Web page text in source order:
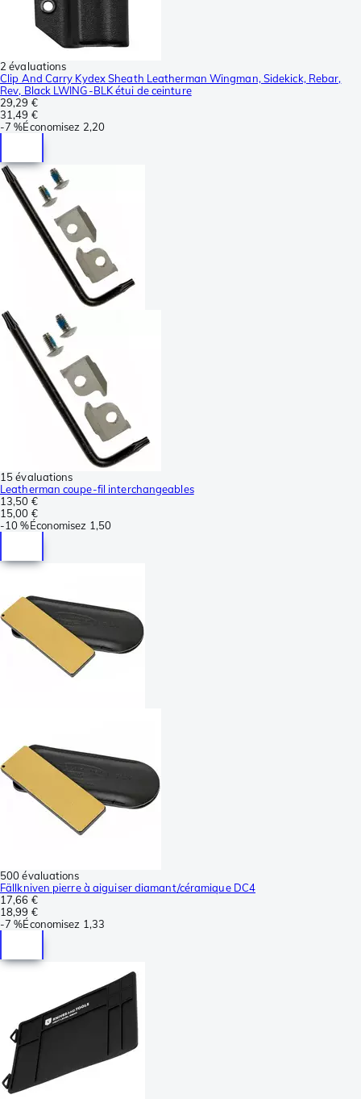
2 évaluations
Clip And Carry Kydex Sheath Leatherman Wingman, Sidekick, Rebar,
Rev, Black LWING-BLK étui de ceinture
29,29 €
31,49 €
-7 %Économisez 2,20
15 évaluations
Leatherman coupe-fil interchangeables
13,50 €
15,00 €
-10 %Économisez 1,50
500 évaluations
Fällkniven pierre à aiguiser diamant/céramique DC4
17,66 €
18,99 €
-7 %Économisez 1,33